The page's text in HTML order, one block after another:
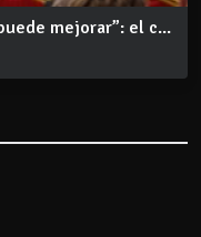
mejorar”: el c...